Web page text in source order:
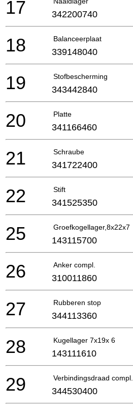
17 342200740
Balanceerplaat
18 339148040
Stofbescherming
19 343442840
Platte
20 341166460
Schraube
21 341722400
Stift
22 341525350
Groefkogellager,8x22x7
25 143115700
Anker compl.
26 310011860
Rubberen stop
27 344113360
Kugellager 7x19x 6
28 143111610
Verbindingsdraad compl.
29 344530400